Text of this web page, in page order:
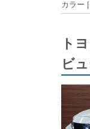
カラー |
ト
ビ